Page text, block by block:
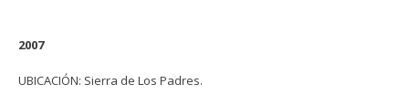
2007
UBICACIÓN: Sierra de Los Padres.